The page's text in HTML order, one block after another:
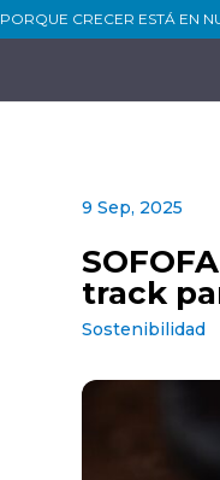
PORQUE CRECER ESTÁ EN
9 Sep, 2025
track
Sostenibilidad